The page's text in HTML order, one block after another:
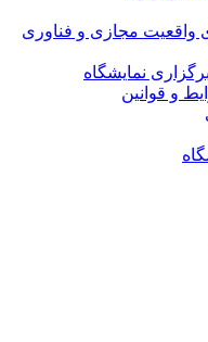
واقعیت مجازی و فناوری
نمایشگاه
و قوانین